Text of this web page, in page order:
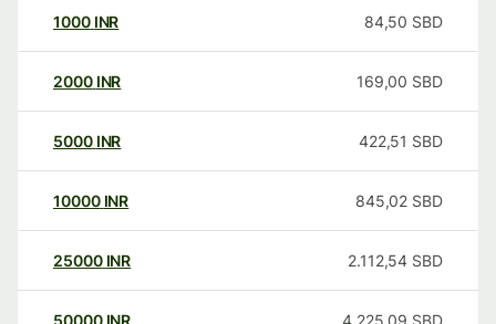
1000 INR 84,50 SBD
2000 INR 169,00 SBD
5000 INR 422,51 SBD
10000 INR 845,02 SBD
25000 INR 2.112,54 SBD